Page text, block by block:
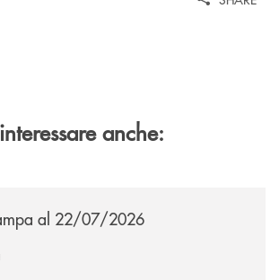
anche:
al 22/07/2026